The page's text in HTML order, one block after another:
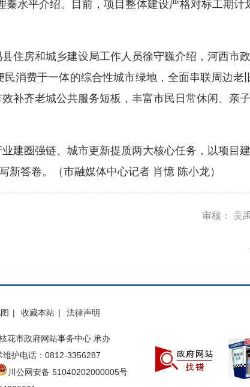
水平介绍。目前，项目整体建设严格对标工期计
房和城乡建设局工作人员徐守巍介绍，河西市
消费于一体的综合性城市绿地，全面串联周边老
补齐老城公共服务短板，丰富市民日常休闲、亲
圈强链、城市更新提质两大核心任务，以项目
新答卷。（市融媒体中心记者 肖憶 陈小龙）
审核： 吴
| 收藏本站 | 法律声明
花市政府网站事务中心 承办
护电话：0812-3356287
川公网安备 51040202000005号